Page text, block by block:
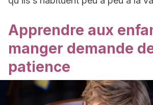
Apprendre aux
manger demande
patience